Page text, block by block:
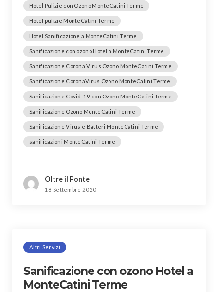
Hotel Pulizie con Ozono MonteCatini Terme
Hotel pulizie MonteCatini Terme
Hotel Sanificazione a MonteCatini Terme
Sanificazione con ozono Hotel a MonteCatini Terme
Sanificazione Corona Virus Ozono MonteCatini Terme
Sanificazione CoronaVirus Ozono MonteCatini Terme
Sanificazione Covid-19 con Ozono MonteCatini Terme
Sanificazione Ozono MonteCatini Terme
Sanificazione Virus e Batteri MonteCatini Terme
sanificazioni MonteCatini Terme
Oltre il Ponte
18 Settembre 2020
Altri Servizi
Sanificazione con ozono Hotel a
MonteCatini Terme